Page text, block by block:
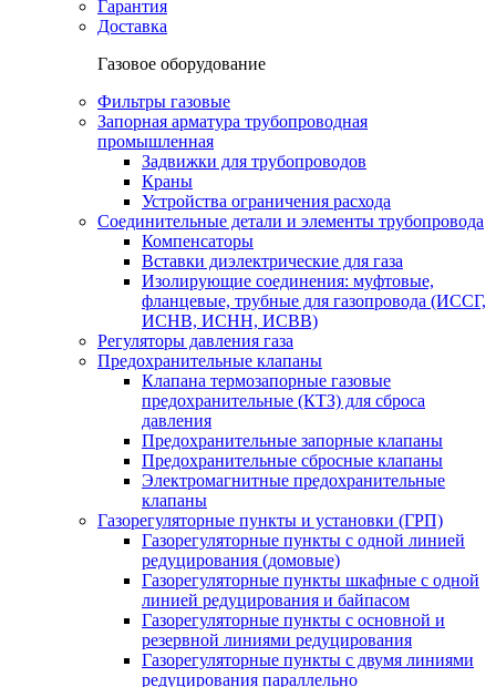
Гарантия
Доставка
Газовое оборудование
Фильтры газовые
Запорная арматура трубопроводная
промышленная
Задвижки для трубопроводов
Краны
Устройства ограничения расхода
Соединительные детали и элементы трубопровода
Компенсаторы
Вставки диэлектрические для газа
Изолирующие соединения: муфтовые,
фланцевые, трубные для газопровода (ИССГ,
ИСНВ, ИСНН, ИСВВ)
Регуляторы давления газа
Предохранительные клапаны
Клапана термозапорные газовые
предохранительные (КТЗ) для сброса
давления
Предохранительные запорные клапаны
Предохранительные сбросные клапаны
Электромагнитные предохранительные
клапаны
Газорегуляторные пункты и установки (ГРП)
Газорегуляторные пункты с одной линией
редуцирования (домовые)
Газорегуляторные пункты шкафные с одной
линией редуцирования и байпасом
Газорегуляторные пункты с основной и
резервной линиями редуцирования
Газорегуляторные пункты с двумя линиями
редуцирования параллельно